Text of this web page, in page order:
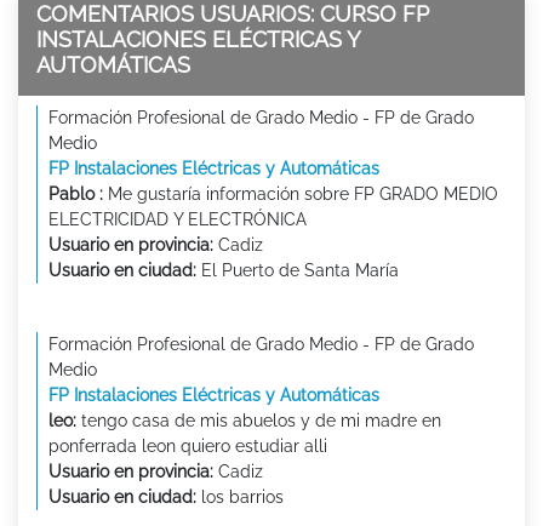
COMENTARIOS USUARIOS: CURSO FP
INSTALACIONES ELÉCTRICAS Y
AUTOMÁTICAS
Formación Profesional de Grado Medio - FP de Grado
Medio
FP Instalaciones Eléctricas y Automáticas
Pablo : Me gustaría información sobre FP GRADO MEDIO
ELECTRICIDAD Y ELECTRÓNICA
Usuario en provincia: Cadiz
Usuario en ciudad: El Puerto de Santa María
Formación Profesional de Grado Medio - FP de Grado
Medio
FP Instalaciones Eléctricas y Automáticas
leo: tengo casa de mis abuelos y de mi madre en
ponferrada leon quiero estudiar alli
Usuario en provincia: Cadiz
Usuario en ciudad: los barrios